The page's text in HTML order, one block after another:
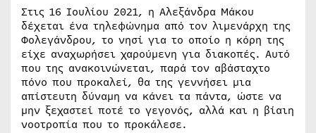
Στις 16 Ιουλίου 2021, η Αλεξάνδρα Μάκου
δέχεται ένα τηλεφώνημα από τον λιμενάρχη της
Φολεγάνδρου, το νησί για το οποίο η κόρη της
είχε αναχωρήσει χαρούμενη για διακοπές. Αυτό
που της ανακοινώνεται, παρά τον αβάσταχτο
πόνο που προκαλεί, θα της γεννήσει μια
απίστευτη δύναμη να κάνει τα πάντα, ώστε να
μην ξεχαστεί ποτέ το γεγονός, αλλά και η βίαιη
νοοτροπία που το προκάλεσε.